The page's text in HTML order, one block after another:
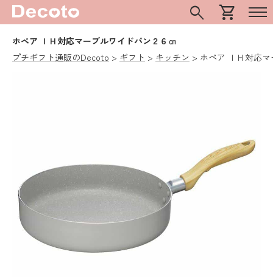
search shopping_cart
ホペア ＩＨ対応マーブルワイドパン２６㎝
プチギフト通販のDecoto
ギフト キッチン ホペア ＩＨ対応